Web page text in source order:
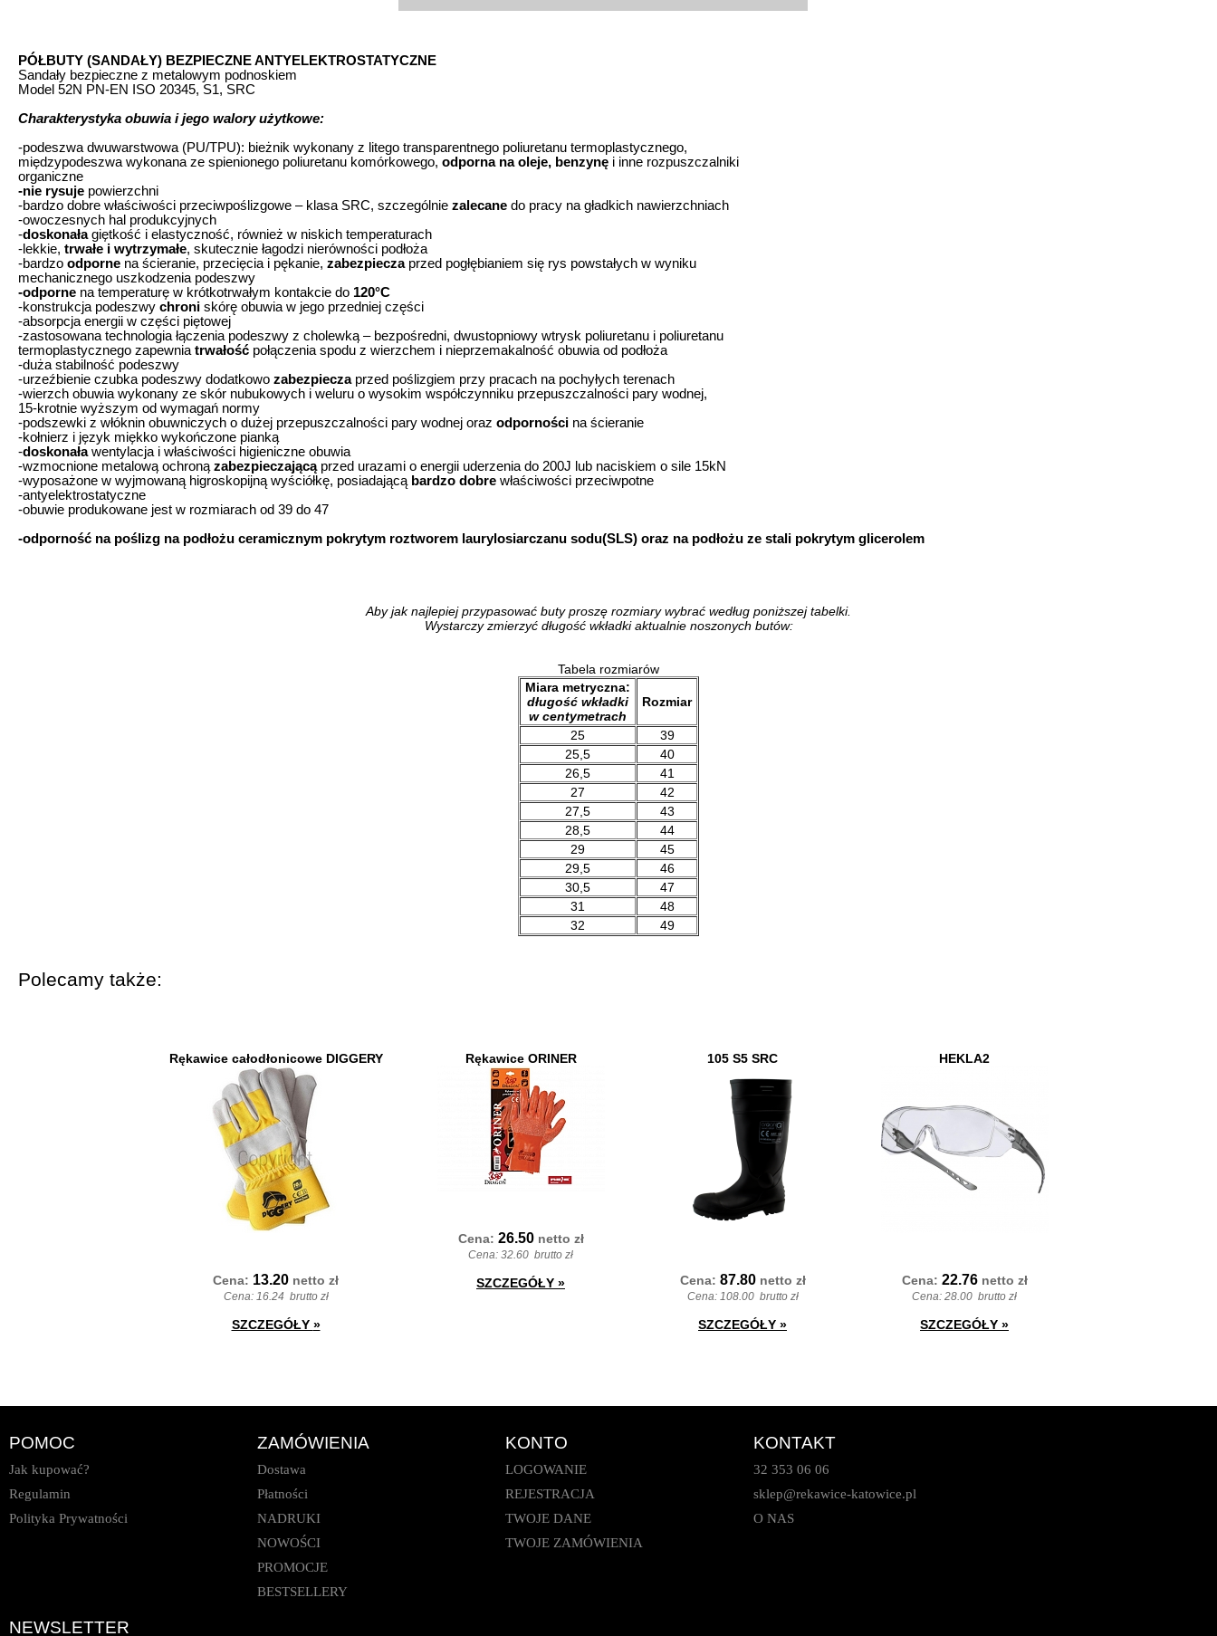
PÓŁBUTY (SANDAŁY) BEZPIECZNE ANTYELEKTROSTATYCZNE
Sandały bezpieczne z metalowym podnoskiem
Model 52N PN-EN ISO 20345, S1, SRC
Charakterystyka obuwia i jego walory użytkowe:
-podeszwa dwuwarstwowa (PU/TPU): bieżnik wykonany z litego transparentnego poliuretanu termoplastycznego,
międzypodeszwa wykonana ze spienionego poliuretanu komórkowego, odporna na oleje, benzynę i inne rozpuszczalniki
organiczne
-nie rysuje powierzchni
-bardzo dobre właściwości przeciwpoślizgowe – klasa SRC, szczególnie zalecane do pracy na gładkich nawierzchniach
-owoczesnych hal produkcyjnych
-doskonałagiętkość i elastyczność, również w niskich temperaturach
-lekkie, trwałe i wytrzymałe, skutecznie łagodzi nierówności podłoża
-bardzo odporne na ścieranie, przecięcia i pękanie, zabezpieczaprzed pogłębianiem się rys powstałych w wyniku
mechanicznego uszkodzenia podeszwy
-odporne na temperaturę w krótkotrwałym kontakcie do 120°C
-konstrukcja podeszwy chroni skórę obuwia w jego przedniej części
-absorpcja energii w części piętowej
-zastosowana technologia łączenia podeszwy z cholewką – bezpośredni, dwustopniowy wtrysk poliuretanu i poliuretanu
termoplastycznego zapewniatrwałość połączenia spodu z wierzchem i nieprzemakalność obuwia od podłoża
-duża stabilność podeszwy
-urzeźbienie czubka podeszwy dodatkowo zabezpieczaprzed poślizgiem przy pracach na pochyłych terenach
-wierzch obuwia wykonany ze skór nubukowych i weluru o wysokim współczynniku przepuszczalności pary wodnej,
15-krotnie wyższym od wymagań normy
-podszewki z włóknin obuwniczych o dużej przepuszczalności pary wodnej oraz odporności na ścieranie
-kołnierz i język miękko wykończone pianką
-doskonaławentylacja i właściwości higieniczne obuwia
-wzmocnione metalową ochronązabezpieczającąprzed urazami o energii uderzenia do 200J lub naciskiem o sile 15kN
-wyposażone w wyjmowaną higroskopijną wyściółkę, posiadającą bardzo dobre właściwości przeciwpotne
-antyelektrostatyczne
-obuwie produkowane jest w rozmiarach od 39 do 47
-odporność na poślizg na podłożu ceramicznym pokrytym roztworem laurylosiarczanu sodu(SLS) oraz na podłożu ze stali pokrytym glicerolem
Aby jak najlepiej przypasować buty proszę rozmiary wybrać według poniższej tabelki.
Wystarczy zmierzyć długość wkładki aktualnie noszonych butów:
Tabela rozmiarów
Miara metryczna:
długość wkładki
w centymetrach
Rozmiar
25
39
25,5
40
26,5
41
27
42
27,5
43
28,5
44
29
45
29,5
46
30,5
47
31
48
32
49
Polecamy także:
Rękawice całodłonicowe DIGGERY
Cena: 13.20 netto zł
Cena: 16.24 brutto zł
SZCZEGÓŁY »
Rękawice ORINER
Cena: 26.50 netto zł
Cena: 32.60 brutto zł
SZCZEGÓŁY »
105 S5 SRC
Cena: 87.80 netto zł
Cena: 108.00 brutto zł
SZCZEGÓŁY »
HEKLA2
Cena: 22.76 netto zł
Cena: 28.00 brutto zł
SZCZEGÓŁY »
POMOC
Jak kupować?
Regulamin
Polityka Prywatności
ZAMÓWIENIA
Dostawa
Płatności
NADRUKI
NOWOŚCI
PROMOCJE
BESTSELLERY
KONTO
LOGOWANIE
REJESTRACJA
TWOJE DANE
TWOJE ZAMÓWIENIA
KONTAKT
32 353 06 06
sklep@rekawice-katowice.pl
O NAS
NEWSLETTER